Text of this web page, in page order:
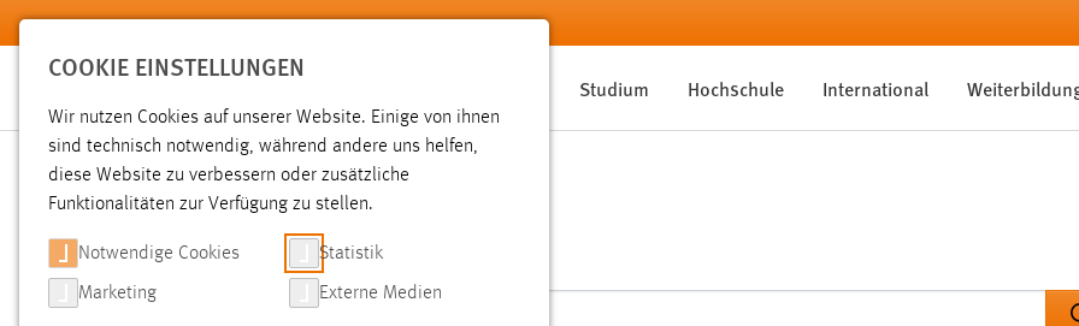
Zum Hauptinhalt springen
Studium Hochschule International
SUCHE
COOKIE EINSTELLUNGEN
Wir nutzen Cookies auf unserer Website. Einige von ihnen
sind technisch notwendig, während andere uns helfen,
diese Website zu verbessern oder zusätzliche
Funktionalitäten zur Verfügung zu stellen.
Notwendige Cookies Statistik
Marketing Externe Medien